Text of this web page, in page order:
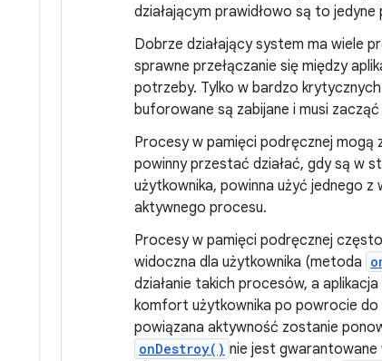
działającym prawidłowo są to
Dobrze działający system ma wiele
sprawne przełączanie się między
potrzeby. Tylko w bardzo
buforowane są zabijane i musi
Procesy w pamięci podręcznej
powinny przestać działać, gdy są w
użytkownika, powinna użyć jednego
aktywnego procesu.
Procesy w pamięci podręcznej
widoczna dla użytkownika (metoda
działanie takich procesów, a aplikacja
komfort użytkownika po powrocie do
powiązana aktywność zostanie
onDestroy() nie jest